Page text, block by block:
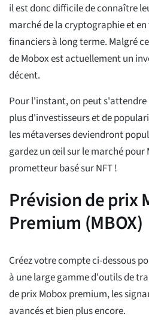
il est donc difficile de connaître
marché de la cryptographie et
financiers à long terme. Malgré
de Mobox est actuellement un
décent.
Pour l'instant, on peut s'attendre
plus d'investisseurs et de
les métaverses deviendront
gardez un œil sur le marché
prometteur basé sur NFT !
Prévision de prix
Premium (MBOX)
Créez votre compte ci-dessous
à une large gamme d'outils de
de prix Mobox premium, les
avancés et bien plus encore.